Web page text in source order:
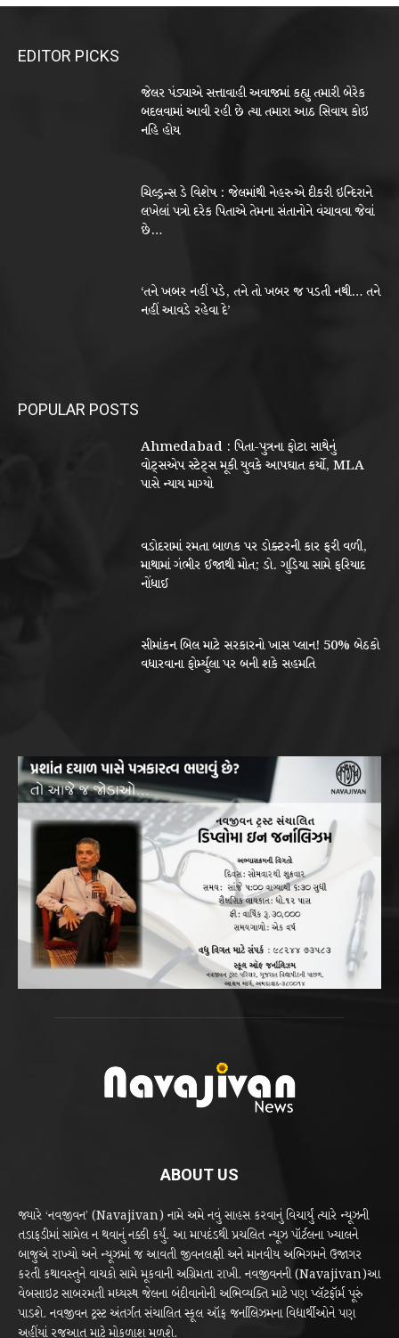
EDITOR PICKS
જેલર પંડ્યાએ સત્તાવાહી અવાજમાં કહ્યુ તમારી બેરેક
બદલવામાં આવી રહી છે ત્યા તમારા આઠ સિવાય કોઇ
નહિ હોય
ચિલ્ડ્રન્સ ડે વિશેષ : જેલમાંથી નેહરુએ દીકરી ઇન્દિરાને
લખેલાં પત્રો દરેક પિતાએ તેમના સંતાનોને વંચાવવા જેવાં
છે…
‘તને ખબર નહીં પડે, તને તો ખબર જ પડતી નથી… તને
નહીં આવડે રહેવા દે’
POPULAR POSTS
Ahmedabad : પિતા-પુત્રના ફોટા સાથેનું
વોટ્સએપ સ્ટેટ્સ મૂકી યુવકે આપઘાત કર્યો, MLA
પાસે ન્યાય માગ્યો
વડોદરામાં રમતા બાળક પર ડોક્ટરની કાર ફરી વળી,
માથામાં ગંભીર ઈજાથી મોત; ડો. ગુડિયા સામે ફરિયાદ
નોંધાઈ
સીમાંકન બિલ માટે સરકારનો ખાસ પ્લાન! 50% બેઠકો
વધારવાના ફોર્મ્યુલા પર બની શકે સહમતિ
ABOUT US
જ્યારે ‘નવજીવન’ (Navajivan) નામે અમે નવું સાહસ કરવાનું વિચાર્યું ત્યારે ન્યૂઝની
તડાફડીમાં સામેલ ન થવાનું નક્કી કર્યું. આ માપદંડથી પ્રચલિત ન્યૂઝ પૉર્ટલના ખ્યાલને
બાજુએ રાખ્યો અને ન્યૂઝમાં જ આવતી જીવનલક્ષી અને માનવીય અભિગમને ઉજાગર
કરતી કથાવસ્તુને વાચકો સામે મૂકવાની અગ્રિમતા રાખી. નવજીવનની (Navajivan)આ
વેબસાઇટ સાબરમતી મધ્યસ્થ જેલના બંદીવાનોની અભિવ્યક્તિ માટે પણ પ્લૅટફૉર્મ પૂરું
પાડશે. નવજીવન ટ્રસ્ટ અંતર્ગત સંચાલિત સ્કૂલ ઑફ જર્નાલિઝમના વિદ્યાર્થીઓને પણ
અહીંયાં રજૂઆત માટે મોકળાશ મળશે.